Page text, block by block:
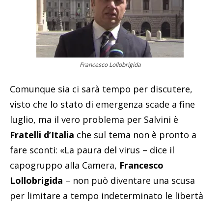
Francesco Lollobrigida
Comunque sia ci sarà tempo per discutere,
visto che lo stato di emergenza scade a fine
luglio, ma il vero problema per Salvini è
Fratelli d’Italia che sul tema non è pronto a
fare sconti: «La paura del virus – dice il
capogruppo alla Camera, Francesco
Lollobrigida – non può diventare una scusa
per limitare a tempo indeterminato le libertà